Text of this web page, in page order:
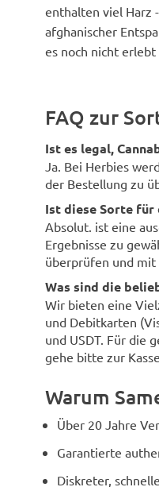
enthalten viel Harz
afghanischer
es noch nicht erlebt
FAQ zur
Ist es legal,
Ja. Bei Herbies
der Bestellung zu
Ist diese Sorte für
Absolut. ist eine
Ergebnisse zu
überprüfen und mit
Was sind die
Wir bieten eine
und Debitkarten
und USDT. Für die
gehe bitte zur
Warum
Über 20 Jahre
Garantierte
Diskreter,